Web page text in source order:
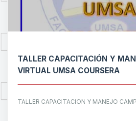
TALLER CAPACITACIÓN Y
VIRTUAL UMSA COURSERA
TALLER CAPACITACION Y MANEJO